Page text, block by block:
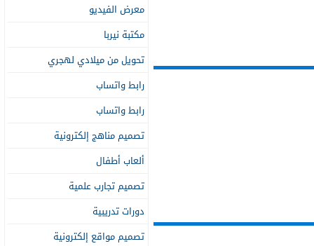
معرض الفيديو
مكتبة نيربا
تحويل من ميلادي لهجري
رابط واتساب
رابط واتساب
تصميم مناهج إلكترونية
ألعاب أطفال
تصميم تجارب علمية
دورات تدريبية
تصميم مواقع إلكترونية